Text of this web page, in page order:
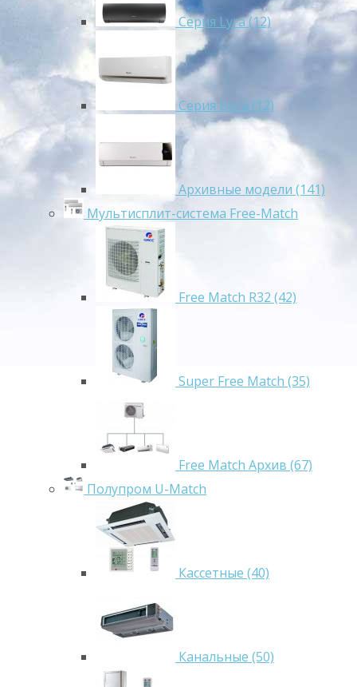
Серия Lyra (12)
Серия Bora (12)
Архивные модели (141)
Мультисплит-система Free-Match
Free Match R32 (42)
Super Free Match (35)
Free Match Архив (67)
Полупром U-Match
Кассетные (40)
Канальные (50)